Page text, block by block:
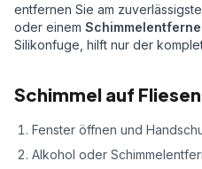
entfernen Sie am
oder einem
Silikonfuge, hilft nur der
Schimmel auf
Fenster öffnen und
Alkohol oder